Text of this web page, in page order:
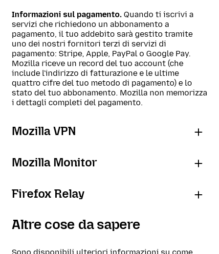
Informazioni sul pagamento. Quando ti iscrivi a
servizi che richiedono un abbonamento a
pagamento, il tuo addebito sarà gestito tramite
uno dei nostri fornitori terzi di servizi di
pagamento: Stripe, Apple, PayPal o Google Pay.
Mozilla riceve un record del tuo account (che
include l'indirizzo di fatturazione e le ultime
quattro cifre del tuo metodo di pagamento) e lo
stato del tuo abbonamento. Mozilla non memorizza
i dettagli completi del pagamento.
Mozilla VPN
Mozilla Monitor
Firefox Relay
Altre cose da sapere